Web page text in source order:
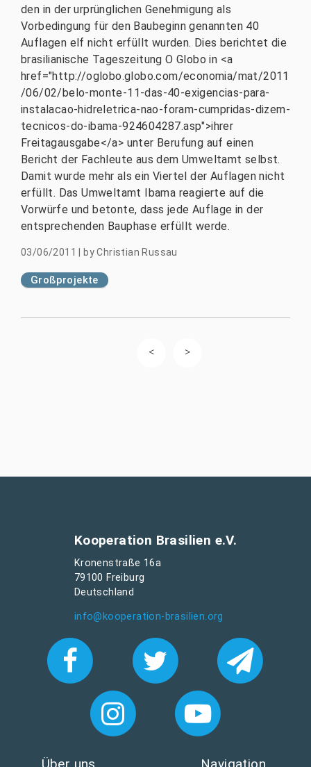
den in der urprünglichen Genehmigung als
Vorbedingung für den Baubeginn genannten 40
Auflagen elf nicht erfüllt wurden. Dies berichtet die
brasilianische Tageszeitung O Globo in <a
href="http://oglobo.globo.com/economia/mat/2011
/06/02/belo-monte-11-das-40-exigencias-para-
instalacao-hidreletrica-nao-foram-cumpridas-dizem-
tecnicos-do-ibama-924604287.asp">ihrer
Freitagausgabe</a> unter Berufung auf einen
Bericht der Fachleute aus dem Umweltamt selbst.
Damit wurde mehr als ein Viertel der Auflagen nicht
erfüllt. Das Umweltamt Ibama reagierte auf die
Vorwürfe und betonte, dass jede Auflage in der
entsprechenden Bauphase erfüllt werde.
03/06/2011 byChristian Russau
Großprojekte
Kooperation Brasilien e.V.
Kronenstraße 16a
79100 Freiburg
Deutschland
info@kooperation-brasilien.org